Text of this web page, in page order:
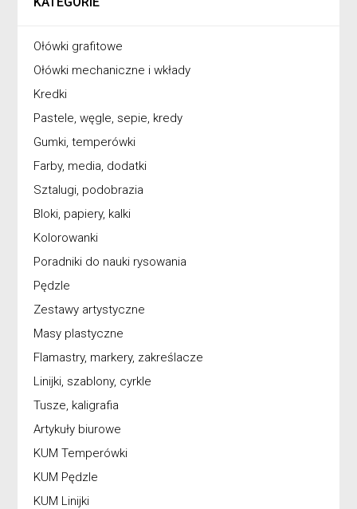
Ołówki grafitowe
Ołówki mechaniczne i wkłady
Kredki
Pastele, węgle, sepie, kredy
Gumki, temperówki
Farby, media, dodatki
Sztalugi, podobrazia
Bloki, papiery, kalki
Kolorowanki
Poradniki do nauki rysowania
Pędzle
Zestawy artystyczne
Masy plastyczne
Flamastry, markery, zakreślacze
Linijki, szablony, cyrkle
Tusze, kaligrafia
Artykuły biurowe
KUM Temperówki
KUM Pędzle
KUM Linijki